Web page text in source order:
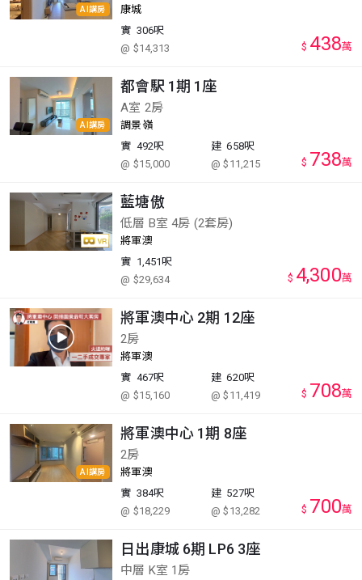
AI講房
康城
實 306呎
@ $14,313
$ 438萬
AI講房
都會駅 1期 1座
A室 2房
調景嶺
實 492呎
@ $15,000
建 658呎
@ $11,215
$ 738萬
藍塘傲
低層 B室 4房 (2套房)
將軍澳
實 1,451呎
@ $29,634
$ 4,300萬
將軍澳中心 2期 12座
2房
將軍澳
實 467呎
@ $15,160
建 620呎
@ $11,419
$ 708萬
AI講房
將軍澳中心 1期 8座
2房
將軍澳
實 384呎
@ $18,229
建 527呎
@ $13,282
$ 700萬
日出康城 6期 LP6 3座
中層 K室 1房